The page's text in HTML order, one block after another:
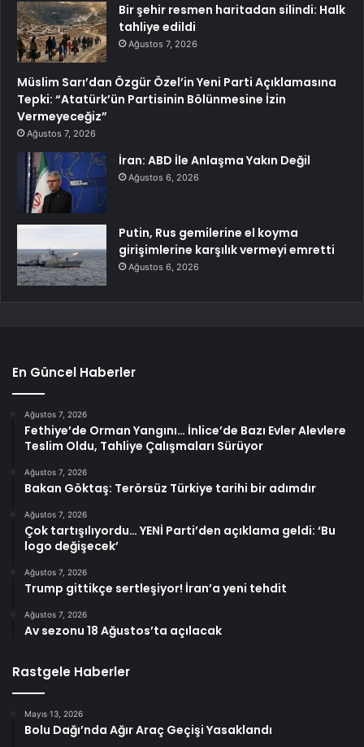
Bir şehir resmen haritadan silindi: Halk
tahliye edildi
Ağustos 7, 2026
Müslim Sarı’dan Özgür Özel’in Yeni Parti Açıklamasına
Tepki: “Atatürk’ün Partisinin Bölünmesine İzin
Vermeyeceğiz”
Ağustos 7, 2026
İran: ABD İle Anlaşma Yakın Değil
Ağustos 6, 2026
Putin, Rus gemilerine el koyma
girişimlerine karşılık vermeyi emretti
Ağustos 6, 2026
En Güncel Haberler
Ağustos 7, 2026
Fethiye’de Orman Yangını… İnlice’de Bazı Evler Alevlere
Teslim Oldu, Tahliye Çalışmaları Sürüyor
Ağustos 7, 2026
Bakan Göktaş: Terörsüz Türkiye tarihi bir adımdır
Ağustos 7, 2026
Çok tartışılıyordu… YENİ Parti’den açıklama geldi: ‘Bu
logo değişecek’
Ağustos 7, 2026
Trump gittikçe sertleşiyor! İran’a yeni tehdit
Ağustos 7, 2026
Av sezonu 18 Ağustos’ta açılacak
Rastgele Haberler
Mayıs 13, 2026
Bolu Dağı’nda Ağır Araç Geçişi Yasaklandı